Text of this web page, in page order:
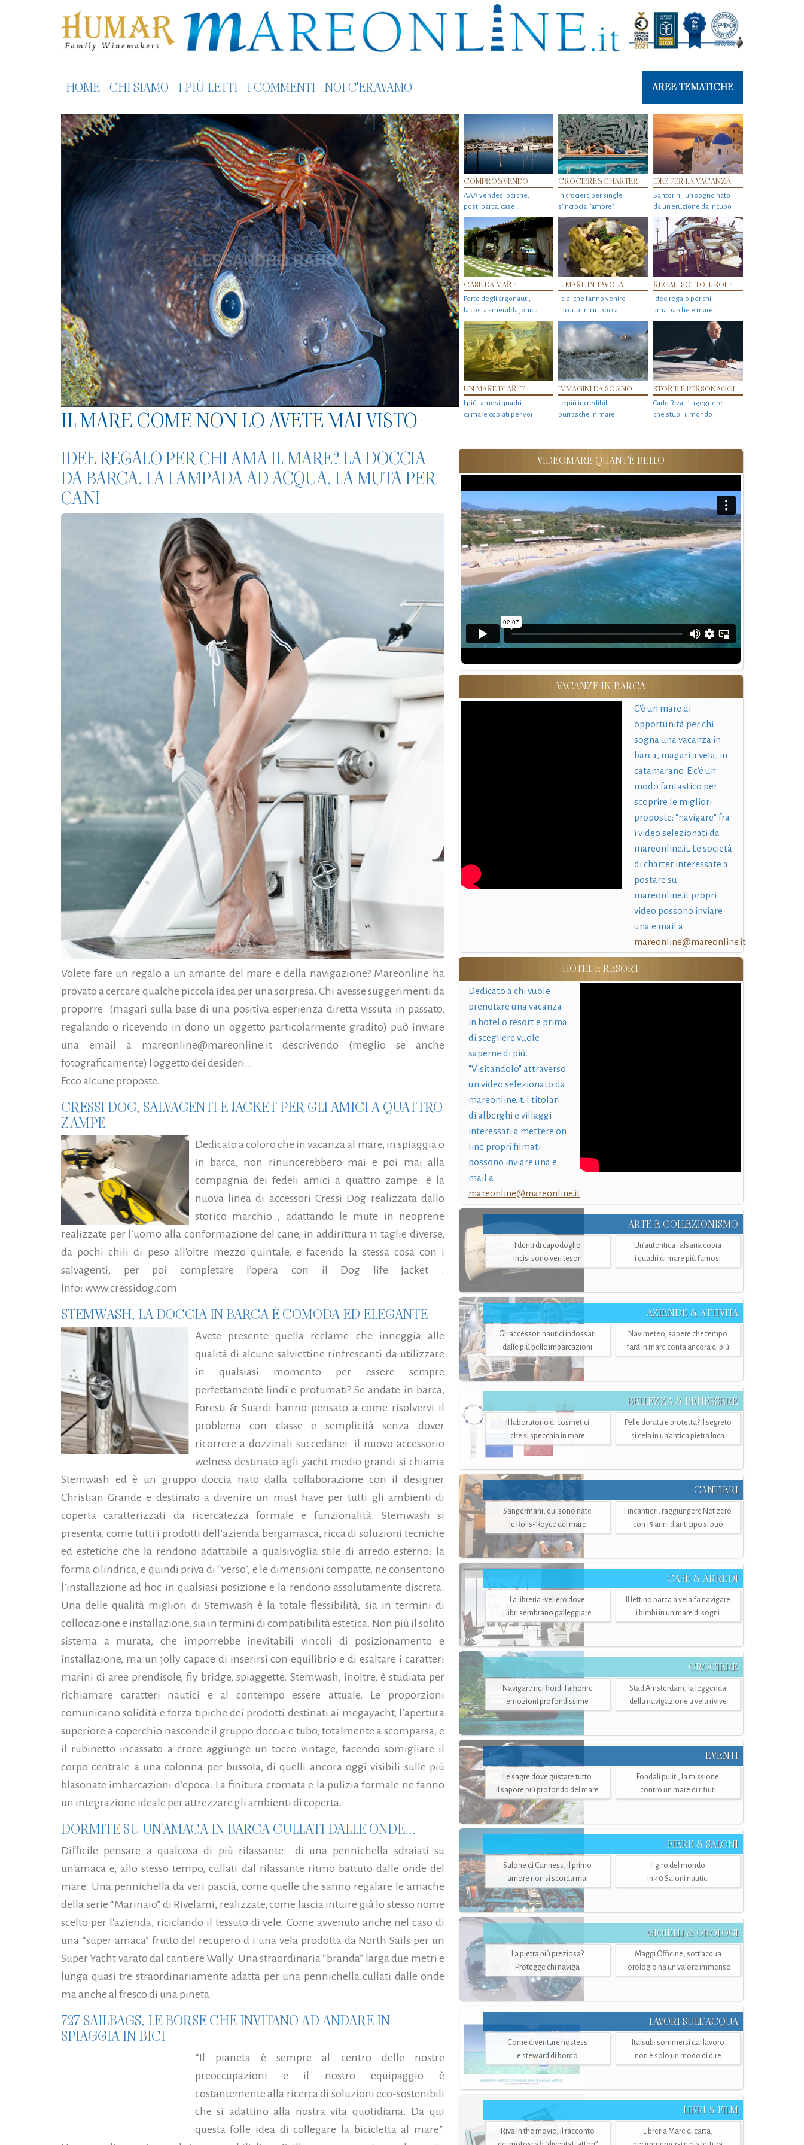
HOME CHI SIAMO I PIÙ LETTI I COMMENTI NOI C'ERAVAMO AREE TEMATICHE
IL MARE COME NON LO AVETE MAI VISTO
COMPRO&VENDO
AAA vendesi barche,
posti barca, case…
CROCIERE&CHARTER
In crociera per single
s'incrocia l’amore?
IDEE PER LA VACANZA
Santorini, un sogno nato
da un’eruzione da incubo
CASE DA MARE
Porto degli argonauti,
la costa smeralda jonica
IL MARE IN TAVOLA
I cibi che fanno venire
l’acquolina in bocca
REGALI SOTTO IL SOLE
Idee regalo per chi
ama barche e mare
UN MARE DI ARTE
I più famosi quadri
di mare copiati per voi
IMMAGINI DA SOGNO
Le più incredibili
burrasche in mare
STORIE E PERSONAGGI
Carlo Riva, l’ingegnere
che stupi' il mondo
IDEE REGALO PER CHI AMA IL MARE? LA DOCCIA
DA BARCA, LA LAMPADA AD ACQUA, LA MUTA PER
CANI
Volete fare un regalo a un amante del mare e della navigazione? Mareonline ha
provato a cercare qualche piccola idea per una sorpresa. Chi avesse suggerimenti da
proporre (magari sulla base di una positiva esperienza diretta vissuta in passato,
regalando o ricevendo in dono un oggetto particolarmente gradito) può inviare
una email a mareonline@mareonline.it descrivendo (meglio se anche
fotograficamente) l'oggetto dei desideri...
Ecco alcune proposte.
CRESSI DOG, SALVAGENTI E JACKET PER GLI AMICI A QUATTRO
ZAMPE
Dedicato a coloro che in vacanza al mare, in spiaggia o
in barca, non rinuncerebbero mai e poi mai alla
compagnia dei fedeli amici a quattro zampe: è la
nuova linea di accessori Cressi Dog realizzata dallo
storico marchio , adattando le mute in neoprene
realizzate per l’uomo alla conformazione del cane, in addirittura 11 taglie diverse,
da pochi chili di peso all'oltre mezzo quintale, e facendo la stessa cosa con i
salvagenti, per poi completare l’opera con il Dog life jacket .
Info: www.cressidog.com
STEMWASH, LA DOCCIA IN BARCA È COMODA ED ELEGANTE
Avete presente quella reclame che inneggia alle
qualità di alcune salviettine rinfrescanti da utilizzare
in qualsiasi momento per essere sempre
perfettamente lindi e profumati? Se andate in barca,
Foresti & Suardi hanno pensato a come risolvervi il
problema con classe e semplicità senza dover
ricorrere a dozzinali succedanei: il nuovo accessorio
welness destinato agli yacht medio grandi si chiama
Stemwash ed è un gruppo doccia nato dalla collaborazione con il designer
Christian Grande e destinato a divenire un must have per tutti gli ambienti di
coperta caratterizzati da ricercatezza formale e funzionalità. Stemwash si
presenta, come tutti i prodotti dell’azienda bergamasca, ricca di soluzioni tecniche
ed estetiche che la rendono adattabile a qualsivoglia stile di arredo esterno: la
forma cilindrica, e quindi priva di “verso”, e le dimensioni compatte, ne consentono
l’installazione ad hoc in qualsiasi posizione e la rendono assolutamente discreta.
Una delle qualità migliori di Stemwash è la totale flessibilità, sia in termini di
collocazione e installazione, sia in termini di compatibilità estetica. Non più il solito
sistema a murata, che imporrebbe inevitabili vincoli di posizionamento e
installazione, ma un jolly capace di inserirsi con equilibrio e di esaltare i caratteri
marini di aree prendisole, fly bridge, spiaggette. Stemwash, inoltre, è studiata per
richiamare caratteri nautici e al contempo essere attuale. Le proporzioni
comunicano solidità e forza tipiche dei prodotti destinati ai megayacht, l’apertura
superiore a coperchio nasconde il gruppo doccia e tubo, totalmente a scomparsa, e
il rubinetto incassato a croce aggiunge un tocco vintage, facendo somigliare il
corpo centrale a una colonna per bussola, di quelli ancora oggi visibili sulle più
blasonate imbarcazioni d’epoca. La finitura cromata e la pulizia formale ne fanno
un integrazione ideale per attrezzare gli ambienti di coperta.
DORMITE SU UN'AMACA IN BARCA CULLATI DALLE ONDE...
Difficile pensare a qualcosa di più rilassante di una pennichella sdraiati su
un'amaca e, allo stesso tempo, cullati dal rilassante ritmo battuto dalle onde del
mare. Una pennichella da veri pascià, come quelle che sanno regalare le amache
della serie “Marinaio” di Rivelami, realizzate, come lascia intuire già lo stesso nome
scelto per l'azienda, riciclando il tessuto di vele. Come avvenuto anche nel caso di
una “super amaca” frutto del recupero d i una vela prodotta da North Sails per un
Super Yacht varato dal cantiere Wally. Una straordinaria “branda” larga due metri e
lunga quasi tre straordinariamente adatta per una pennichella cullati dalle onde
ma anche al fresco di una pineta.
727 SAILBAGS, LE BORSE CHE INVITANO AD ANDARE IN
SPIAGGIA IN BICI
“Il pianeta è sempre al centro delle nostre
preoccupazioni e il nostro equipaggio è
costantemente alla ricerca di soluzioni eco-sostenibili
che si adattino alla nostra vita quotidiana. Da qui
questa folle idea di collegare la bicicletta al mare”.
VIDEOMARE QUANT'È BELLO
VACANZE IN BARCA
C'è un mare di
opportunità per chi
sogna una vacanza in
barca, magari a vela, in
catamarano. E c'è un
modo fantastico per
scoprire le migliori
proposte: "navigare" fra
i video selezionati da
mareonline.it. Le società
di charter interessate a
postare su
mareonline.it propri
video possono inviare
una e mail a
mareonline@mareonline.it
HOTEL E RESORT
Dedicato a chi vuole
prenotare una vacanza
in hotel o resort e prima
di scegliere vuole
saperne di più.
"Visitandolo" attraverso
un video selezionato da
mareonline.it. I titolari
di alberghi e villaggi
interessati a mettere on
line propri filmati
possono inviare una e
mail a
mareonline@mareonline.it
ARTE E COLLEZIONISMO
I denti di capodoglio
incisi sono veri tesori
Un’autentica falsaria copia
i quadri di mare più famosi
AZIENDE & ATTIVITÀ
Gli accessori nautici indossati
dalle più belle imbarcazioni
Navimeteo, sapere che tempo
farà in mare conta ancora di più
BELLEZZA & BENESSERE
Il laboratorio di cosmetici
che si specchia in mare
Pelle dorata e protetta? Il segreto
si cela in un’antica pietra Inca
CANTIERI
Sangermani, qui sono nate
le Rolls-Royce del mare
Fincantieri, raggiungere Net zero
con 15 anni d'anticipo si può
CASE & ARREDI
La libreria-veliero dove
i libri sembrano galleggiare
Il lettino barca a vela fa navigare
i bimbi in un mare di sogni
CROCIERE
Navigare nei fiordi fa fiorire
emozioni profondissime
Stad Amsterdam, la leggenda
della navigazione a vela rivive
EVENTI
Le sagre dove gustare tutto
il sapore più profondo del mare
Fondali puliti, la missione
contro un mare di rifiuti
FIERE & SALONI
Salone di Canness, il primo
amore non si scorda mai
Il giro del mondo
in 40 Saloni nautici
GIOIELLI & OROLOGI
La pietra più preziosa?
Protegge chi naviga
Maggi Officine, sott’acqua
l'orologio ha un valore immenso
LAVORI SULL’ACQUA
Come diventare hostess
e steward di bordo
Italsub: sommersi dal lavoro
non è solo un modo di dire
LIBRI & FILM
Riva in the movie, il racconto
Libreria Mare di carta,